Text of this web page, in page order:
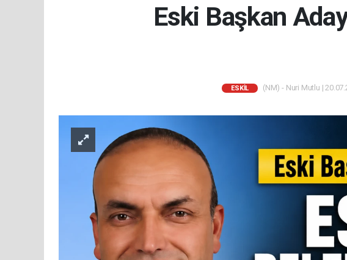
Eski Başkan
ESKİL (NM) - Nuri Mutlu |